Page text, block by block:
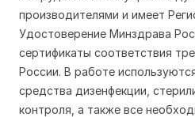
производителями и имеет
Удостоверение Минздрава
сертификаты соответствия
России. В работе
средства дизенфекции,
контроля, а также все